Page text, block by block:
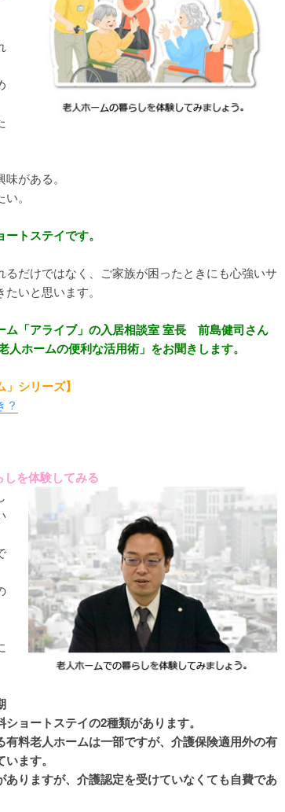
がある。
。
トステイです。
だけではなく、ご家族が困ったときにも心強いサ
いと思います。
ム「アライブ」の入居相談室 室長 前島健司さん
ホームの便利な活用術」をお聞きします。
シリーズ】
？
を体験してみる
ョートステイの2種類があります。
料老人ホームは一部ですが、介護保険適用外の有
ます。
りますが、介護認定を受けていなくても自費であ